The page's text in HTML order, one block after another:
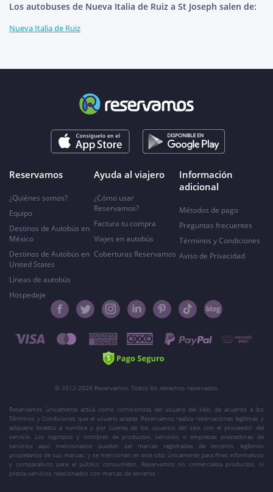
Los autobuses de Nueva Italia de Ruiz a St Joseph salen de:
Nueva Italia de Ruiz
Reservamos
¿Quiénes somos?
Equipo
Destinos de Autobús en
México
Destinos de Autobús en
United States
Líneas de autobús
Hospedaje
Ayuda al viajero
¿Cómo usar
Reservamos?
Factura tu compra
Viajes en autobús
Coberturas Reservamos
Información
adicional
Métodos de pago
Preguntas frecuentes
Términos y Condiciones
Aviso de Privacidad
© 2012-2026 Reservamos. Todos los derechos reservados.
Reservamos únicamente actúa como comisionista del usuario del sitio, de acuerdo a los
Términos y Condiciones que el usuario acepta. Reservamos realiza reservaciones legítimas y
adquiere boletos a nombre y por cuenta de los usuarios del sitio con el proveedor del
servicio. Los logotipos y nombres de productos, servicios o empresas prestadoras de
servicios aquí mencionados pueden ser marcas registradas de terceros, legítimos
propietarios de sus marcas, y se mencionan en este sitio únicamente para fines informativos
y comparativos para el público consumidor. Reservamos no comercializa productos, ni
presta servicios relacionados con marcas de terceros.